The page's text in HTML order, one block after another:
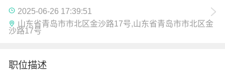
2025-06-26 17:39:51
山东省青岛市市北区金沙路17号,山东省青岛市市北区金
沙路17号
职位描述